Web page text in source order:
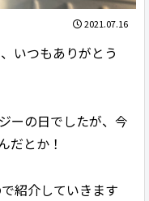
2021.07.16
いつもありがとう
ーの日でしたが、今
だとか！
紹介していきます